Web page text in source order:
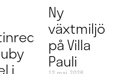
i
Ny
växtmiljö
på Villa
Pauli